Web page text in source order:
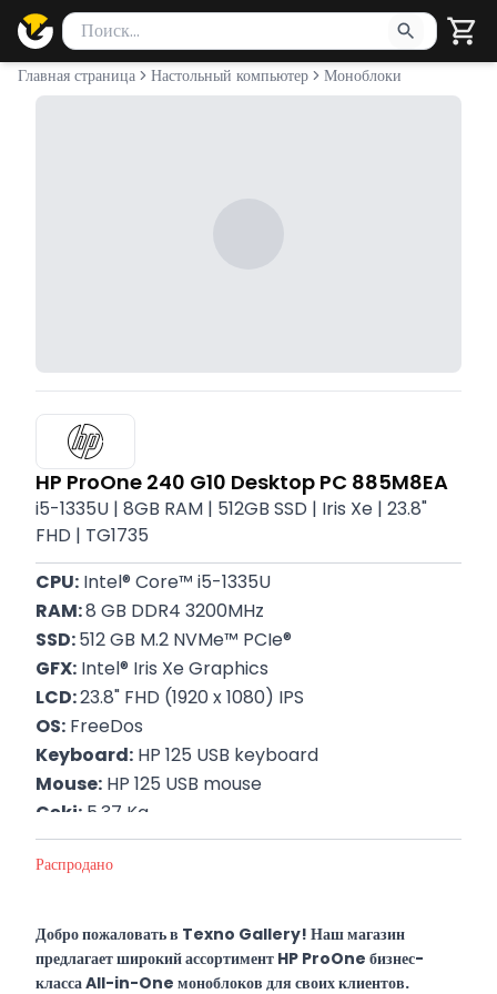
Поиск товаров
Введите минимум 2 символа для поиска. Нажмите Enter
Главная страница Настольный компьютер Моноблоки
HP ProOne 240 G10 Desktop PC 885M8EA
i5-1335U | 8GB RAM | 512GB SSD | Iris Xe | 23.8"
FHD | TG1735
CPU: Intel® Core™ i5-1335U
RAM: 8 GB DDR4 3200MHz
SSD: 512 GB M.2 NVMe™ PCIe®
GFX: Intel® Iris Xe Graphics
LCD: 23.8" FHD (1920 x 1080) IPS
OS: FreeDos
Keyboard: HP 125 USB keyboard
Mouse: HP 125 USB mouse
Çəki: 5.37 Kq
P/N: 6B1W1EA
Zəmanət:
Распродано
Добро пожаловать в Texno Gallery! Наш магазин
предлагает широкий ассортимент HP ProOne бизнес-
класса All-in-One моноблоков для своих клиентов.